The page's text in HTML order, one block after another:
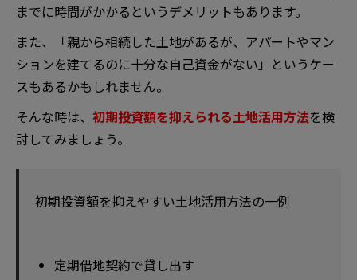
までに時間がかかるというデメリットもあります。
また、「親から相続した土地があるが、アパートやマン
ションを建てるのに十分な自己資金がない」というケー
スもあるかもしれません。
そんな時は、 初期投資額を抑えられる土地活用方法を検
討してみましょう。
初期投資額を抑えやすい土地活用方法の一例
定期借地契約で貸し出す